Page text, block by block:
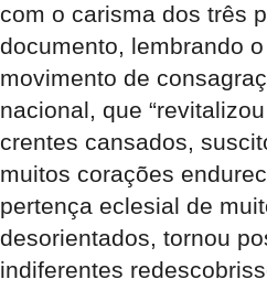
com o carisma dos três
documento, lembrando
movimento de
nacional, que
crentes cansados,
muitos corações
pertença eclesial de
desorientados, tornou
indiferentes